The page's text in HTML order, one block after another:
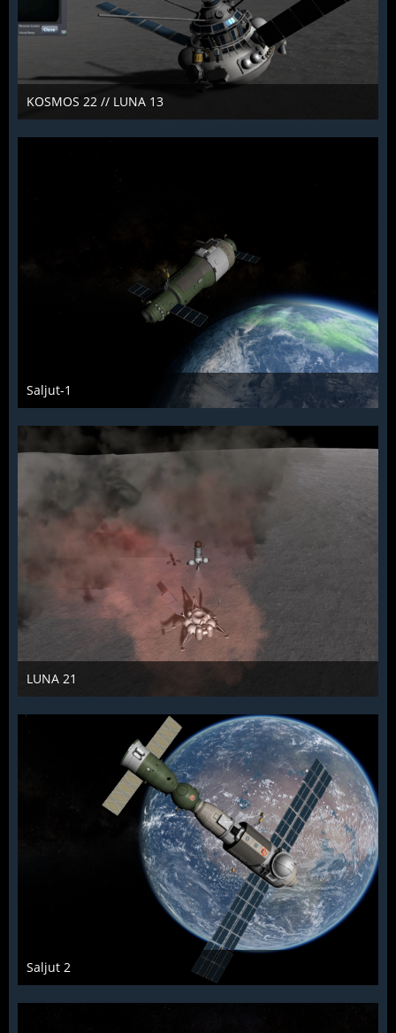
KOSMOS 22 // LUNA 13
KCST
15. Januar 2022
1.030
1 1
Saljut-1
KCST
15. Januar 2022
1.009
0 0
LUNA 21
KCST
19. Januar 2022
933
0 0
Saljut 2
KCST
19. Januar 2022
856
0 0